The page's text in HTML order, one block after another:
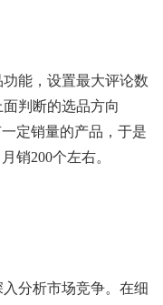
能，设置最大评论数
判断的选品方向
定销量的产品，于是
销200个左右。
分析市场竞争。在细